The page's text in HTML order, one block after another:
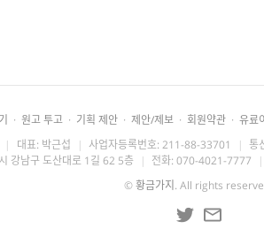
· 원고 투고 · 기획 제안 · 제안/제보 · 회원약관 · 유료
|
대표: 박근섭 | 사업자등록번호: 211-88-33701 | 통
강남구 도산대로 1길 62 5층 | 전화: 070-4021-7777 |
©황금가지 . All rights